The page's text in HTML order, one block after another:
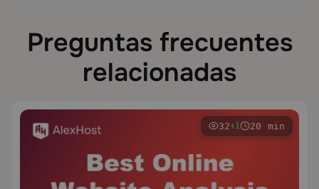
Preguntas frecuentes
relacionadas
32+1 20 min